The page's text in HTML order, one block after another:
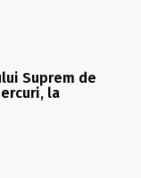
Suprem de
la